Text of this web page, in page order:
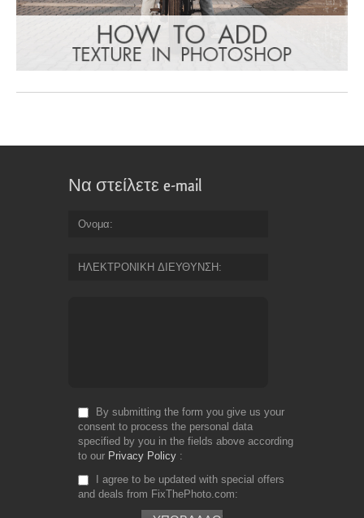
Να στείλετε e-mail
Ονομα
ΗΛΕΚΤΡΟΝΙΚΗ ΔΙΕΥΘΥΝΣΗ
By submitting the form you give us your
consent to process the personal data
specified by you in the fields above according
to our Privacy Policy
I agree to be updated with special offers
and deals from FixThePhoto.com